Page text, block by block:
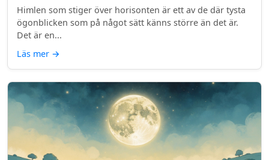
Himlen som stiger över horisonten är ett av de där tysta
ögonblicken som på något sätt känns större än det är.
Det är en...
Läs mer →